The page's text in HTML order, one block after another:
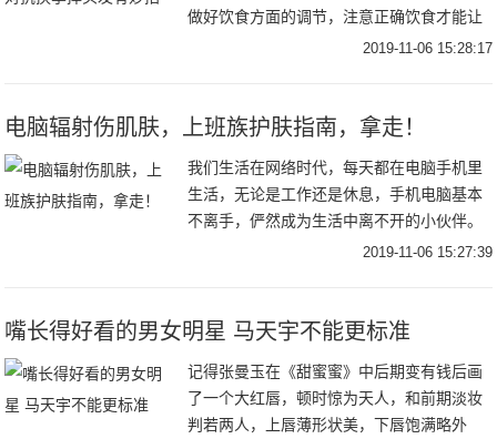
做好饮食方面的调节，注意正确饮食才能让
掉发的情况减少一些，下面就给大家介绍一
2019-11-06 15:28:17
电脑辐射伤肌肤，上班族护肤指南，拿走！
我们生活在网络时代，每天都在电脑手机里
生活，无论是工作还是休息，手机电脑基本
不离手，俨然成为生活中离不开的小伙伴。
可是你的脸每天也在接受，电脑手机等各种
2019-11-06 15:27:39
嘴长得好看的男女明星 马天宇不能更标准
记得张曼玉在《甜蜜蜜》中后期变有钱后画
了一个大红唇，顿时惊为天人，和前期淡妆
判若两人，上唇薄形状美，下唇饱满略外